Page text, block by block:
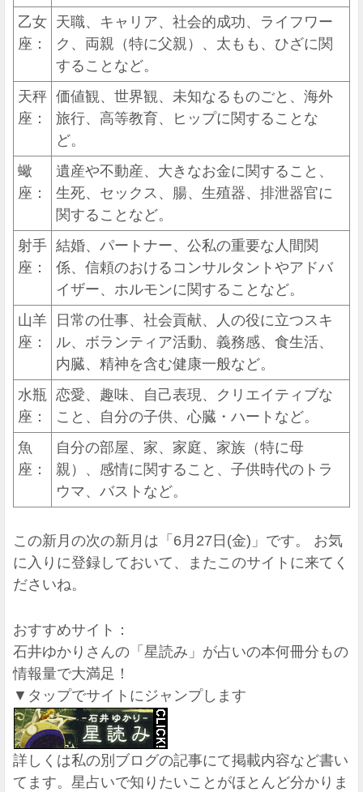
乙女
座：
天職、キャリア、社会的成功、ライフワー
ク、両親（特に父親）、太もも、ひざに関
することなど。
天秤
座：
価値観、世界観、未知なるものごと、海外
旅行、高等教育、ヒップに関することな
ど。
蠍
座：
遺産や不動産、大きなお金に関すること、
生死、セックス、腸、生殖器、排泄器官に
関することなど。
射手
座：
結婚、パートナー、公私の重要な人間関
係、信頼のおけるコンサルタントやアドバ
イザー、ホルモンに関することなど。
山羊
座：
日常の仕事、社会貢献、人の役に立つスキ
ル、ボランティア活動、義務感、食生活、
内臓、精神を含む健康一般など。
水瓶
座：
恋愛、趣味、自己表現、クリエイティブな
こと、自分の子供、心臓・ハートなど。
魚
座：
自分の部屋、家、家庭、家族（特に母
親）、感情に関すること、子供時代のトラ
ウマ、バストなど。
この新月の次の新月は「6月27日(金)」です。 お気
に入りに登録しておいて、またこのサイトに来てく
ださいね。
おすすめサイト：
石井ゆかりさんの「星読み」が占いの本何冊分もの
情報量で大満足！
▼タップでサイトにジャンプします
詳しくは私の別ブログの記事にて掲載内容など書い
てます。星占いで知りたいことがほとんど分かりま